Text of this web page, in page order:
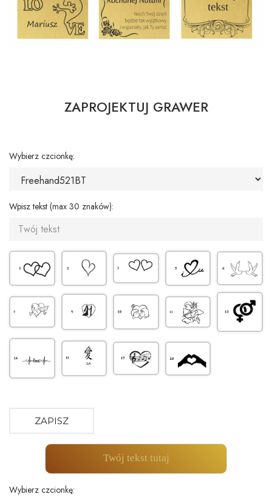
ZAPROJEKTUJ GRAWER
Wybierz czcionkę:
Wpisz tekst (max 30 znaków):
ZAPISZ
Twój tekst tutaj
Wybierz czcionkę: